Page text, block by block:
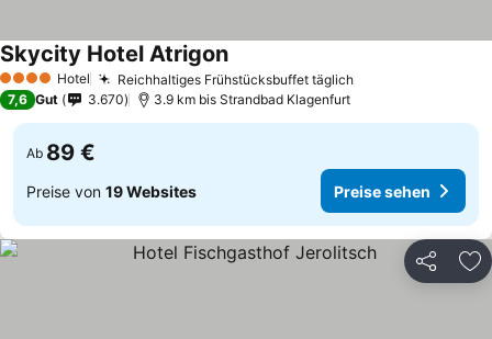
4 Sterne Hotel Reichhaltiges Frühstücksbuffet täglich
Skycity Hotel Atrigon
7,6 Gut 3.670 3.9 km bis Strandbad Klagenfurt
Ab 89 €
Preise von 19 Websites Preise sehen
Teilen